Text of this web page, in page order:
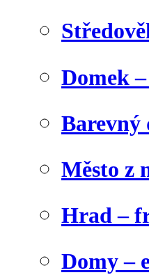
Domek
Barevný
Město z
Hrad –
Domy –